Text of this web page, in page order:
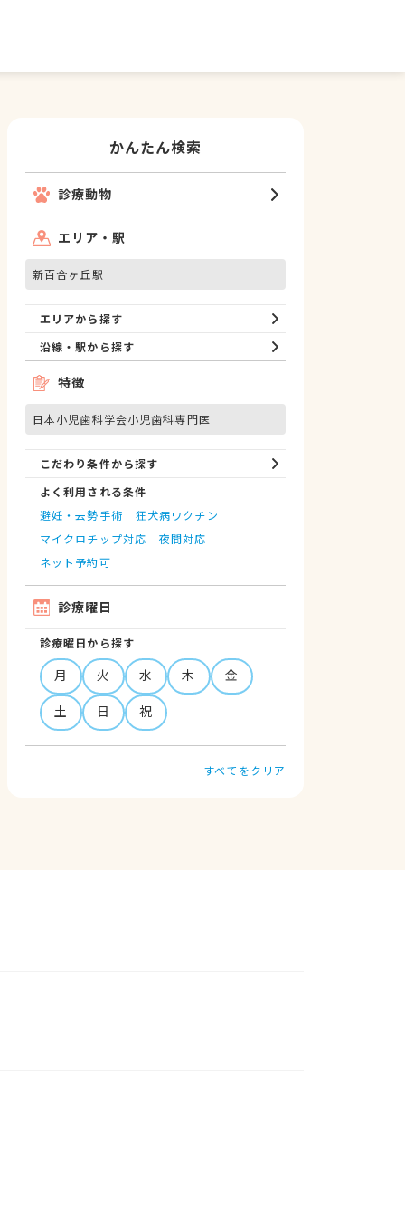
かんたん検索
診療動物
エリア・駅
新百合ヶ丘駅
エリアから探す
沿線・駅から探す
特徴
日本小児歯科学会小児歯科専門医
こだわり条件から探す
よく利用される条件
避妊・去勢手術
狂犬病ワクチン
マイクロチップ対応
夜間対応
ネット予約可
診療曜日
診療曜日から探す
月 火 水 木
金
土
日 祝
すべてをクリア